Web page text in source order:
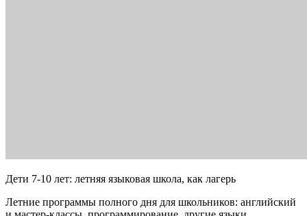
Дети 7-10 лет: летняя языковая школа, как лагерь
Летние программы полного дня для школьников: английский